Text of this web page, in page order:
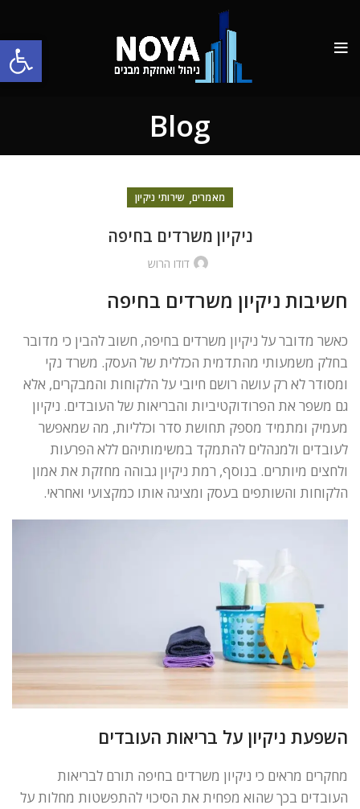
פתח
Blog
מאמרים, שירותי ניקיון
ניקיון משרדים בחיפה
דודו הרוש
חשיבות ניקיון משרדים בחיפה
כאשר מדובר על ניקיון משרדים בחיפה, חשוב להבין כי מדובר
בחלק משמעותי מהתדמית הכללית של העסק. משרד נקי
ומסודר לא רק עושה רושם חיובי על הלקוחות והמבקרים, אלא
גם משפר את הפרודוקטיביות והבריאות של העובדים. ניקיון
מעמיק ומתמיד מספק תחושת סדר וכלליות, מה שמאפשר
לעובדים ולמנהלים להתמקד במשימותיהם ללא הפרעות
ולחצים מיותרים. בנוסף, רמת ניקיון גבוהה מחזקת את אמון
הלקוחות והשותפים בעסק ומציגה אותו כמקצועי ואחראי.
השפעת ניקיון על בריאות העובדים
מחקרים מראים כי ניקיון משרדים בחיפה תורם לבריאות
העובדים בכך שהוא מפחית את הסיכוי להתפשטות מחלות על